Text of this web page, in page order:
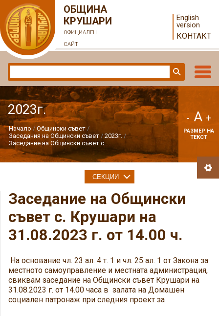
ОБЩИНА
КРУШАРИ
ОФИЦИАЛЕН
САЙТ
English
version
КОНТАКТ
2023г.
Начало
Общински съвет
Заседания на Общински съвет
2023г.
Заседание на Общински съвет с....
- A +
РАЗМЕР НА
ТЕКСТ
Заседание на Общински
съвет с. Крушари на
31.08.2023 г. от 14.00 ч.
На основание чл. 23 ал. 4 т. 1 и чл. 25 ал. 1 от Закона за
местното самоуправление и местната администрация,
свиквам заседание на Общински съвет Крушари на
31.08.2023 г. от 14.00 часа в залата на Домашен
социален патронаж при следния проект за
СЕКЦИИ